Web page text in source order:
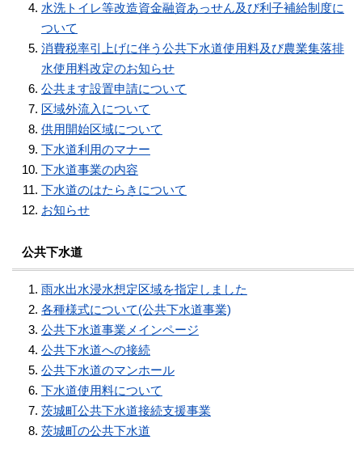
水洗トイレ等改造資金融資あっせん及び利子補給制度に
ついて
消費税率引上げに伴う公共下水道使用料及び農業集落排
水使用料改定のお知らせ
公共ます設置申請について
区域外流入について
供用開始区域について
下水道利用のマナー
下水道事業の内容
下水道のはたらきについて
お知らせ
公共下水道
雨水出水浸水想定区域を指定しました
各種様式について(公共下水道事業)
公共下水道事業メインページ
公共下水道への接続
公共下水道のマンホール
下水道使用料について
茨城町公共下水道接続支援事業
茨城町の公共下水道